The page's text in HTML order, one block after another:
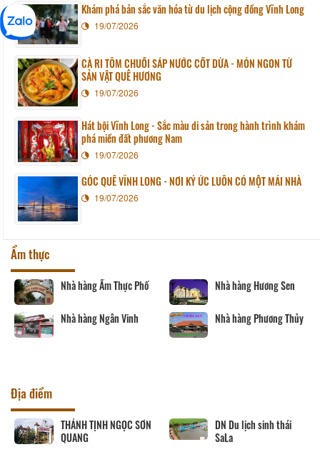
Khám phá bản sắc văn hóa từ du lịch cộng đồng Vĩnh Long
19/07/2026
CÀ RI TÔM CHUỐI SÁP NƯỚC CỐT DỪA - MÓN NGON TỪ
SẢN VẬT QUÊ HƯƠNG
19/07/2026
Hát bội Vĩnh Long - Sắc màu di sản trong hành trình khám
phá miền đất phương Nam
19/07/2026
GÓC QUÊ VĨNH LONG - NƠI KÝ ỨC LUÔN CÓ MỘT MÁI NHÀ
19/07/2026
Ẩm thực
Nhà hàng Ẩm Thực Phố Nhà hàng Hương Sen
Nhà hàng Ngân Vinh Nhà hàng Phương Thủy
Địa điểm
THÁNH TỊNH NGỌC SƠN
QUANG
DN Du lịch sinh thái
SaLa